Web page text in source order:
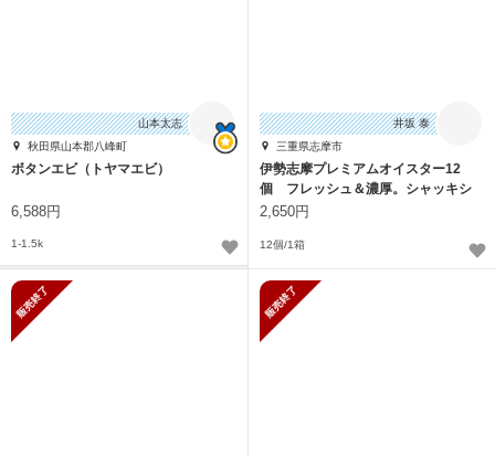
山本太志
秋田県山本郡八峰町
ボタンエビ（トヤマエビ）
6,588円
1-1.5k
井坂 泰
三重県志摩市
伊勢志摩プレミアムオイスター12
個 フレッシュ＆濃厚。シャッキシ
ャキ食感
2,650円
12個/1箱